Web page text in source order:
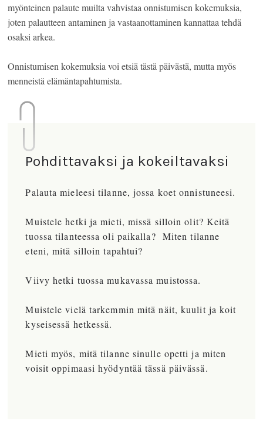
myönteinen palaute muilta vahvistaa onnistumisen kokemuksia,
joten palautteen antaminen ja vastaanottaminen kannattaa tehdä
osaksi arkea.
Onnistumisen kokemuksia voi etsiä tästä päivästä, mutta myös
menneistä elämäntapahtumista.
Pohdittavaksi ja kokeiltavaksi
Palauta mieleesi tilanne, jossa koet onnistuneesi.
Muistele hetki ja mieti, missä silloin olit? Keitä
tuossa tilanteessa oli paikalla? Miten tilanne
eteni, mitä silloin tapahtui?
Viivy hetki tuossa mukavassa muistossa.
Muistele vielä tarkemmin mitä näit, kuulit ja koit
kyseisessä hetkessä.
Mieti myös, mitä tilanne sinulle opetti ja miten
voisit oppimaasi hyödyntää tässä päivässä.